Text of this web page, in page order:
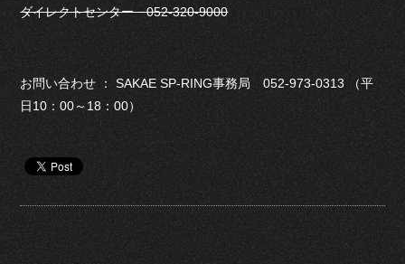
ダイレクトセンター 052-320-9000
お問い合わせ ： SAKAE SP-RING事務局 052-973-0313 （平
日10：00～18：00）